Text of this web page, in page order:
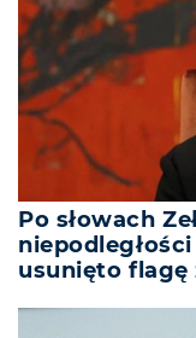
Po słowach
usunięto flagę